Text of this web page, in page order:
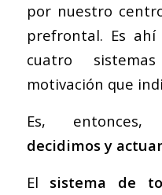
por nuestro
prefrontal. Es
cuatro
motivación que
Es,
decidimos y
El sistema de